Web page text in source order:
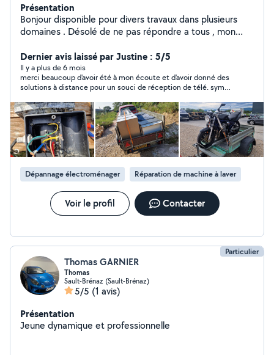
Présentation
Bonjour disponible pour divers travaux dans plusieurs
domaines . Désolé de ne pas répondre a tous , mon
joindre sur mon tel .
Dernier avis laissé par Justine : 5/5
Il y a plus de 6 mois
merci beaucoup d'avoir été à mon écoute et d'avoir donné des
solutions à distance pour un souci de réception de télé. sympa,
Dépannage électroménager Réparation de machine à laver
Voir le profil Contacter
Particulier
Thomas GARNIER
Thomas
Sault-Brénaz (Sault-Brénaz)
5/5 (1 avis)
Présentation
Jeune dynamique et professionnelle